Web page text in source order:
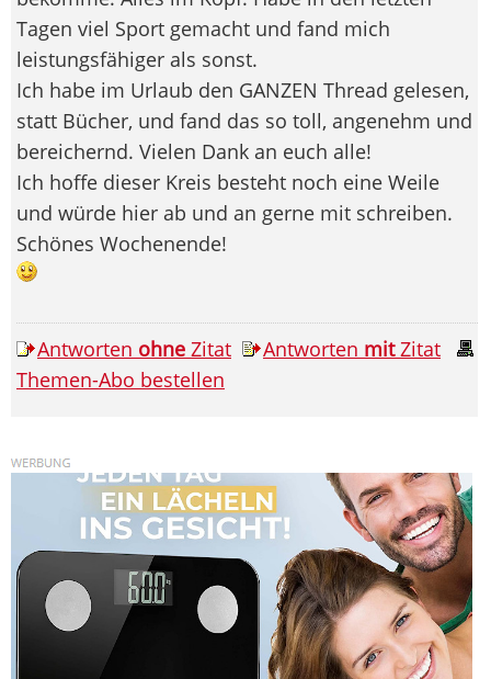
Tagen viel Sport gemacht und fand mich
leistungsfähiger als sonst.
Ich habe im Urlaub den GANZEN Thread gelesen,
statt Bücher, und fand das so toll, angenehm und
bereichernd. Vielen Dank an euch alle!
Ich hoffe dieser Kreis besteht noch eine Weile
und würde hier ab und an gerne mit schreiben.
Schönes Wochenende!
Antworten ohne Zitat Antworten mitZitat
Themen-Abo bestellen